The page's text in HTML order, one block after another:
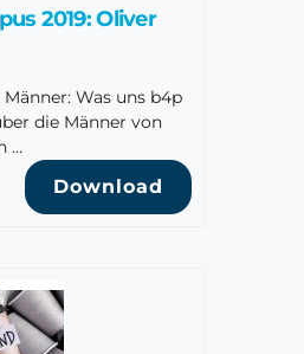
2019: Oliver
Was uns b4p
die Männer von
…
Download